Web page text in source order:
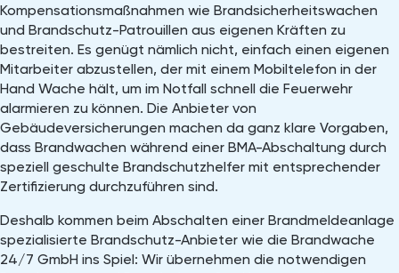
Kompensationsmaßnahmen wie Brandsicherheitswachen
und Brandschutz-Patrouillen aus eigenen Kräften zu
bestreiten. Es genügt nämlich nicht, einfach einen eigenen
Mitarbeiter abzustellen, der mit einem Mobiltelefon in der
Hand Wache hält, um im Notfall schnell die Feuerwehr
alarmieren zu können. Die Anbieter von
Gebäudeversicherungen machen da ganz klare Vorgaben,
dass Brandwachen während einer BMA-Abschaltung durch
speziell geschulte Brandschutzhelfer mit entsprechender
Zertifizierung durchzuführen sind.
Deshalb kommen beim Abschalten einer Brandmeldeanlage
spezialisierte Brandschutz-Anbieter wie die Brandwache
24/7 GmbH ins Spiel: Wir übernehmen die notwendigen